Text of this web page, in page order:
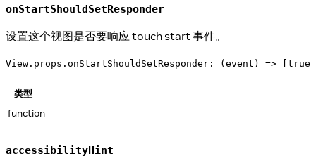
onStartShouldSetResponder
设置这个视图是否要响应 touch start 事件。
View.props.onStartShouldSetResponder: (event) =>
类型
function
accessibilityHint